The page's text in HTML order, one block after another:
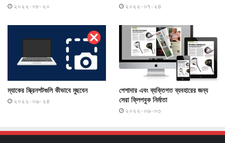
২০২২-০৮-২০ ২০২২-০৭-২৪
ম্যাকের স্ক্রিনশটগুলি কীভাবে মুছবেন
২০২২-০৬-২৪
পেশাদার এবং ব্যক্তিগত ব্যবহারের জন্য
সেরা ফ্লিপবুক নির্মাতা
২০২২-০৬-০৩